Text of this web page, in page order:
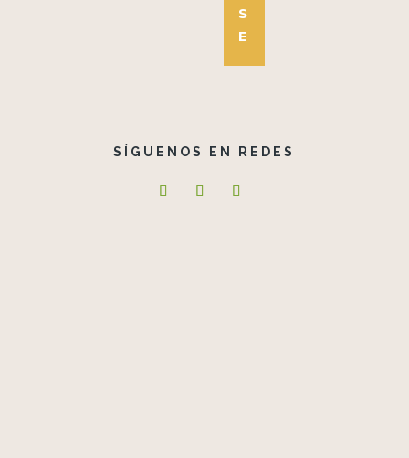
S
E
SÍGUENOS EN REDES